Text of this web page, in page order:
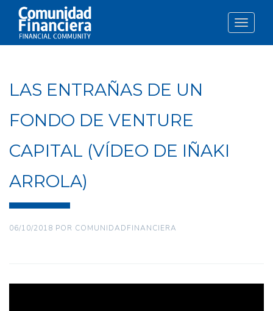
Toggle
LAS ENTRAÑAS DE UN
FONDO DE VENTURE
CAPITAL (VÍDEO DE IÑAKI
ARROLA)
06/10/2018 POR COMUNIDADFINANCIERA